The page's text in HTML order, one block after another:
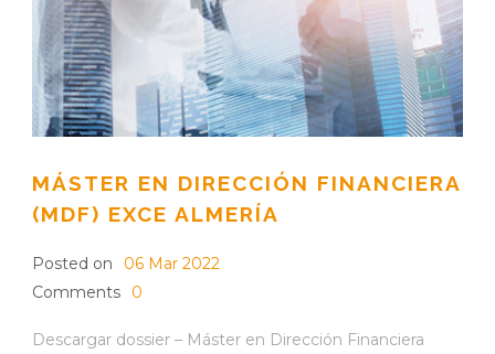
MÁSTER EN DIRECCIÓN FINANCIERA
(MDF) EXCE ALMERÍA
Posted on
06 Mar 2022
Comments
0
Descargar dossier – Máster en Dirección Financiera